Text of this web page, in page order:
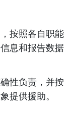
按照各自职能
息和报告数据
性负责，并按
提供援助。